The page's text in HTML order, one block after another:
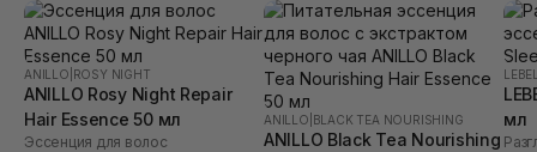
ANILLO ROSY NIGHT
ANILLO Rosy Night Repair
Hair Essence 50 мл
Эссенция для волос
ANILLO BLACK TEA NOURISHING
ANILLO Black Tea Nourishing
мл